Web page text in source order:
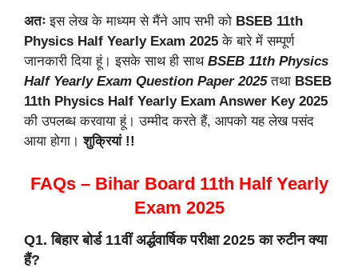
अतः इस लेख के माध्यम से मैंने आप सभी को BSEB 11th
Physics Half Yearly Exam 2025 के बारे में सम्पूर्ण
जानकारी दिया हूं। इसके साथ ही साथ BSEB 11th Physics
Half Yearly Exam Question Paper 2025तथा BSEB
11th Physics Half Yearly Exam Answer Key 2025
की उपलब्ध करवाया हूं। उम्मीद करते हैं, आपको यह लेख पसंद
आया होगा।शुक्रियां !!
FAQs – Bihar Board 11th Half Yearly
Exam 2025
Q1. बिहार बोर्ड 11वीं अर्द्धवार्षिक परीक्षा 2025 का रुटीन क्या
हैं?